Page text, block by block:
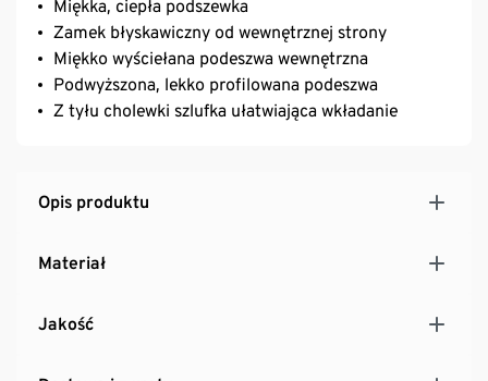
Miękka, ciepła podszewka
Zamek błyskawiczny od wewnętrznej strony
Miękko wyściełana podeszwa wewnętrzna
Podwyższona, lekko profilowana podeszwa
Z tyłu cholewki szlufka ułatwiająca wkładanie
Opis produktu
Materiał
Jakość